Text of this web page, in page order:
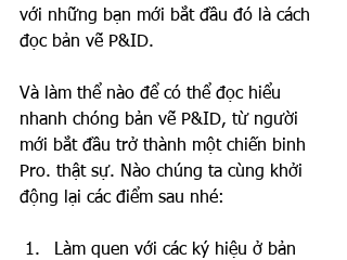
với những bạn mới bắt đầu đó là cách
đọc bản vẽ P&ID.
Và làm thể nào để có thể đọc hiểu
nhanh chóng bản vẽ P&ID, từ người
mới bắt đầu trở thành một chiến binh
Pro. thật sự. Nào chúng ta cùng khởi
động lại các điểm sau nhé:
Làm quen với các ký hiệu ở bản